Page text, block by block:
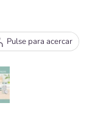
Pulse para acercar